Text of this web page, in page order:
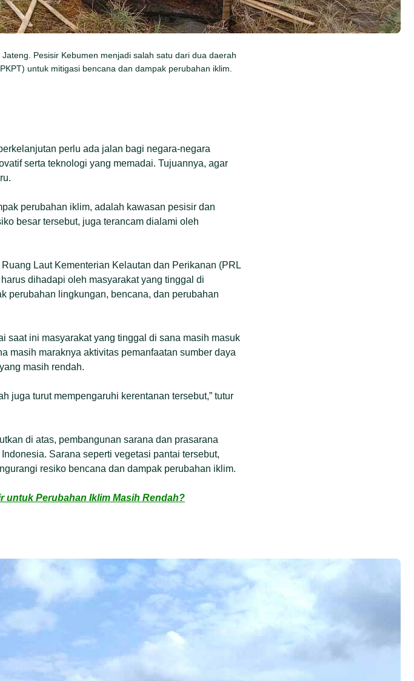
Pesisir Kebumen menjadi salah satu dari dua daerah
untuk mitigasi bencana dan dampak perubahan iklim.
perlu ada jalan bagi negara-negara
serta teknologi yang memadai. Tujuannya, agar
perubahan iklim, adalah kawasan pesisir dan
besar tersebut, juga terancam dialami oleh
Laut Kementerian Kelautan dan Perikanan (PRL
dihadapi oleh masyarakat yang tinggal di
perubahan lingkungan, bencana, dan perubahan
saat ini masyarakat yang tinggal di sana masih masuk
masih maraknya aktivitas pemanfaatan sumber daya
masih rendah.
juga turut mempengaruhi kerentanan tersebut,” tutur
di atas, pembangunan sarana dan prasarana
Sarana seperti vegetasi pantai tersebut,
resiko bencana dan dampak perubahan iklim.
untuk Perubahan Iklim Masih Rendah?